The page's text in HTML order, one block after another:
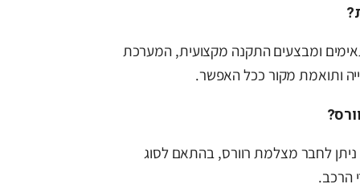
ומבצעים התקנה מקצועית, המערכת
ותואמת מקור ככל האפשר.
ניתן לחבר מצלמת רוורס, בהתאם לסוג
הרכב.